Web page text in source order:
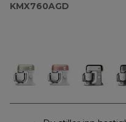
KMX760AGD